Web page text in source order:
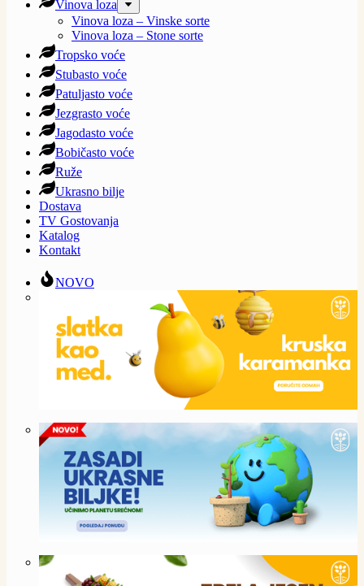
Vinova loza
Vinova loza – Vinske sorte
Vinova loza – Stone sorte
Tropsko voće
Stubasto voće
Patuljasto voće
Jezgrasto voće
Jagodasto voće
Bobičasto voće
Ruže
Ukrasno bilje
Dostava
TV Gostovanja
Katalog
Kontakt
NOVO